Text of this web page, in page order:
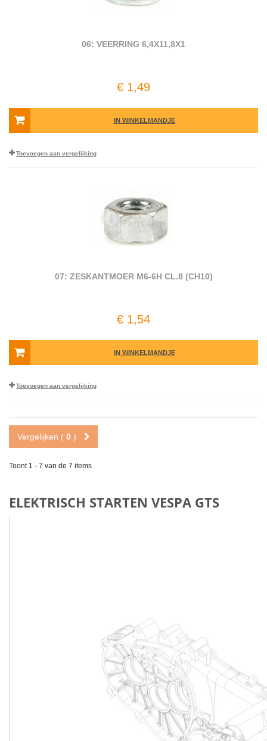
06: VEERRING 6,4X11,8X1
€ 1,49
IN WINKELMANDJE
Toevoegen aan vergelijking
07: ZESKANTMOER M6-6H CL.8 (CH10)
€ 1,54
IN WINKELMANDJE
Toevoegen aan vergelijking
Vergelijken ( 0 )
Toont 1 - 7 van de 7 items
ELEKTRISCH STARTEN VESPA GTS